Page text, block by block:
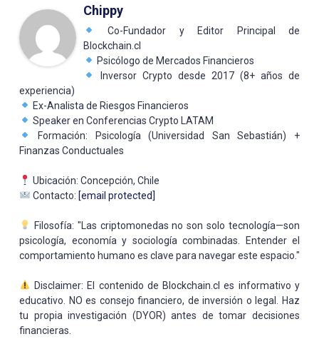
Chippy
Co-Fundador y Editor Principal de
Blockchain.cl
Psicólogo de Mercados Financieros
Inversor Crypto desde 2017 (8+ años de
experiencia)
Ex-Analista de Riesgos Financieros
Speaker en Conferencias Crypto LATAM
Formación: Psicología (Universidad San Sebastián) +
Finanzas Conductuales
Ubicación: Concepción, Chile
Contacto: [email protected]
Filosofía: "Las criptomonedas no son solo tecnología—son
psicología, economía y sociología combinadas. Entender el
comportamiento humano es clave para navegar este espacio."
Disclaimer: El contenido de Blockchain.cl es informativo y
educativo. NO es consejo financiero, de inversión o legal. Haz
tu propia investigación (DYOR) antes de tomar decisiones
financieras.